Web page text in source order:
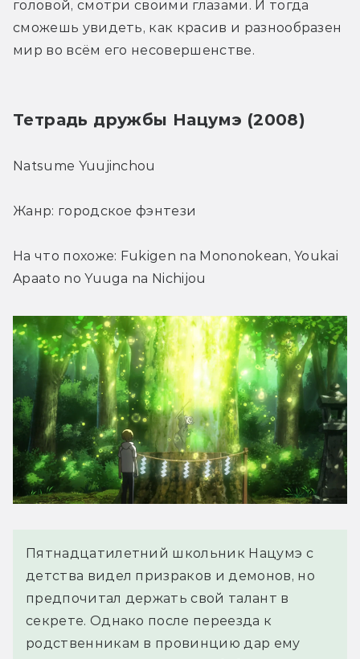
головой, смотри своими глазами. И тогда
сможешь увидеть, как красив и разнообразен
мир во всём его несовершенстве.
Тетрадь дружбы Нацумэ (2008)
Natsume Yuujinchou
Жанр: городское фэнтези
На что похоже: Fukigen na Mononokean, Youkai
Apaato no Yuuga na Nichijou
Пятнадцатилетний школьник Нацумэ с
детства видел призраков и демонов, но
предпочитал держать свой талант в
секрете. Однако после переезда к
родственникам в провинцию дар ему